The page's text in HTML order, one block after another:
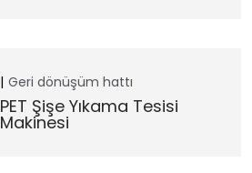
Geri dönüşüm hattı
PET Şişe Yıkama Tesisi
Makinesi